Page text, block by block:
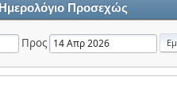
Ημερολόγιο Προσεχώς
Προς